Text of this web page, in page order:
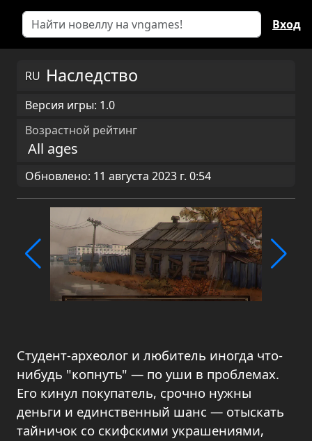
Вход
RU Наследство
Версия игры: 1.0
Возрастной рейтинг
All ages
Обновлено: 11 августа 2023 г. 0:54
Студент-археолог и любитель иногда что-
нибудь "копнуть" — по уши в проблемах.
Его кинул покупатель, срочно нужны
деньги и единственный шанс — отыскать
тайничок со скифскими украшениями,